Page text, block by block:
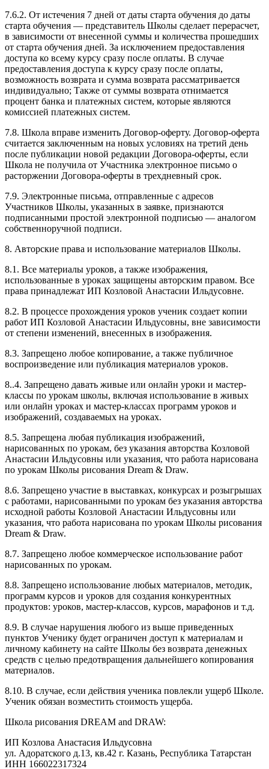
7.6.2. От истечения 7 дней от даты старта обучения до даты
старта обучения — представитель Школы сделает перерасчет,
в зависимости от внесенной суммы и количества прошедших
от старта обучения дней. За исключением предоставления
доступа ко всему курсу сразу после оплаты. В случае
предоставления доступа к курсу сразу после оплаты,
возможность возврата и сумма возврата рассматривается
индивидуально; Также от суммы возврата отнимается
процент банка и платежных систем, которые являются
комиссией платежных систем.
7.8. Школа вправе изменить Договор-оферту. Договор-оферта
считается заключенным на новых условиях на третий день
после публикации новой редакции Договора-оферты, если
Школа не получила от Участника электронное письмо о
расторжении Договора-оферты в трехдневный срок.
7.9. Электронные письма, отправленные с адресов
Участников Школы, указанных в заявке, признаются
подписанными простой электронной подписью — аналогом
собственноручной подписи.
8. Авторские права и использование материалов Школы.
8.1. Все материалы уроков, а также изображения,
использованные в уроках защищены авторским правом. Все
права принадлежат ИП Козловой Анастасии Ильдусовне.
8.2. В процессе прохождения уроков ученик создает копии
работ ИП Козловой Анастасии Ильдусовны, вне зависимости
от степени изменений, внесенных в изображения.
8.3. Запрещено любое копирование, а также публичное
воспроизведение или публикация материалов уроков.
8..4. Запрещено давать живые или онлайн уроки и мастер-
классы по урокам школы, включая использование в живых
или онлайн уроках и мастер-классах программ уроков и
изображений, создаваемых на уроках.
8.5. Запрещена любая публикация изображений,
нарисованных по урокам, без указания авторства Козловой
Анастасии Ильдусовны или указания, что работа нарисована
по урокам Школы рисования Dream & Draw.
8.6. Запрещено участие в выставках, конкурсах и розыгрышах
с работами, нарисованными по урокам без указания авторства
исходной работы Козловой Анастасии Ильдусовны или
указания, что работа нарисована по урокам Школы рисования
Dream & Draw.
8.7. Запрещено любое коммерческое использование работ
нарисованных по урокам.
8.8. Запрещено использование любых материалов, методик,
программ курсов и уроков для создания конкурентных
продуктов: уроков, мастер-классов, курсов, марафонов и т.д.
8.9. В случае нарушения любого из выше приведенных
пунктов Ученику будет ограничен доступ к материалам и
личному кабинету на сайте Школы без возврата денежных
средств с целью предотвращения дальнейшего копирования
материалов.
8.10. В случае, если действия ученика повлекли ущерб Школе.
Ученик обязан возместить стоимость ущерба.
Школа рисования DREAM and DRAW:
ИП Козлова Анастасия Ильдусовна
ул. Адоратского д.13, кв.42 г. Казань, Республика Татарстан
ИНН 166022317324